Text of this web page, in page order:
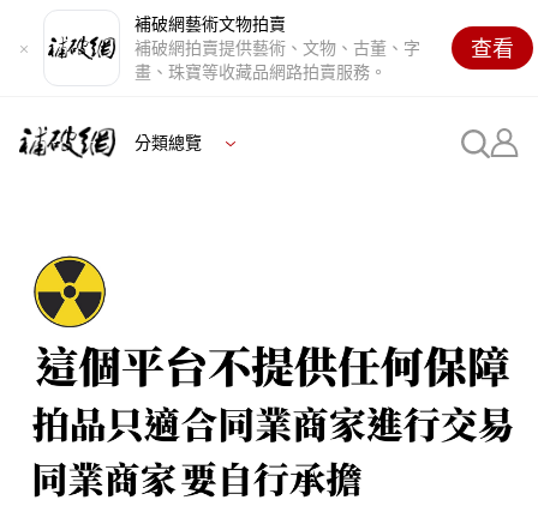
補破網藝術文物拍賣
補破網拍賣提供藝術、文物、古董、字
畫、珠寶等收藏品網路拍賣服務。
查看
分類總覽